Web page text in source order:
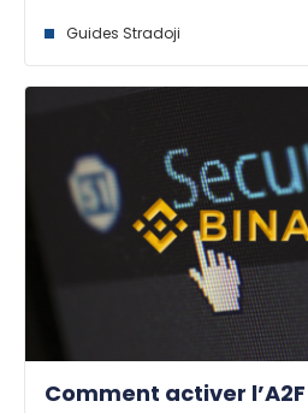
Guides Stradoji
Comment activer